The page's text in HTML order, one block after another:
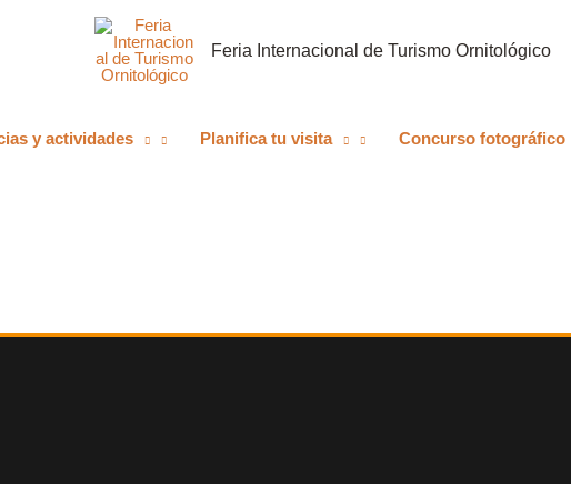
Feria Internacional de Turismo Ornitológico
y actividades Planifica tu visita Concurso fotográfico